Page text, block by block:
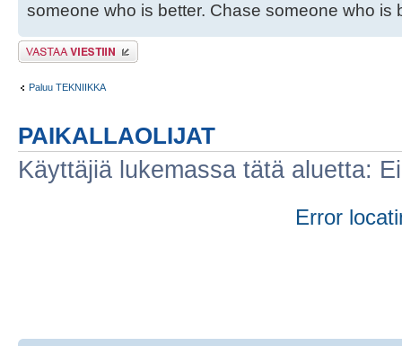
someone who is better. Chase someone who is
Lähetä vastaus
Paluu TEKNIIKKA
PAIKALLAOLIJAT
Käyttäjiä lukemassa tätä aluetta:
Error